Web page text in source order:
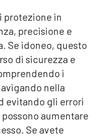
protezione in
precisione e
Se idoneo, questo
di sicurezza e
i
nella
evitando gli errori
aumentare
Se avete